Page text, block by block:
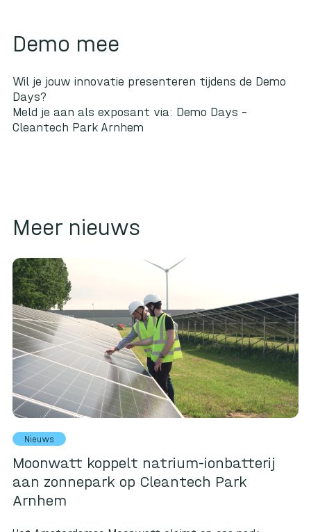
Demo mee
Wil je jouw innovatie presenteren tijdens de Demo
Days?
Meld je aan als exposant via: Demo Days –
Cleantech Park Arnhem
Meer nieuws
Nieuws
Moonwatt koppelt natrium-ionbatterij
aan zonnepark op Cleantech Park
Arnhem